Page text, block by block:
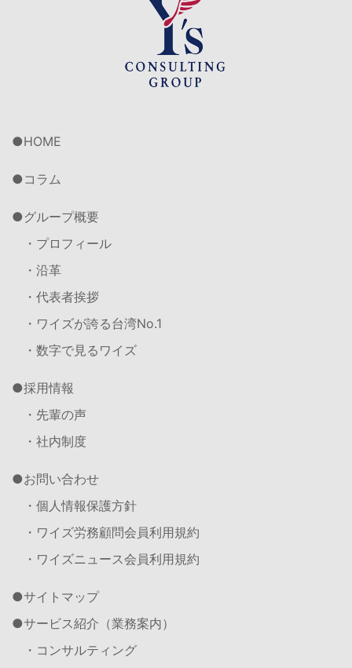
HOME
コラム
グループ概要
・プロフィール
・沿革
・代表者挨拶
・ワイズが誇る台湾No.1
・数字で見るワイズ
採用情報
・先輩の声
・社内制度
お問い合わせ
・個人情報保護方針
・ワイズ労務顧問会員利用規約
・ワイズニュース会員利用規約
サイトマップ
サービス紹介（業務案内）
・コンサルティング